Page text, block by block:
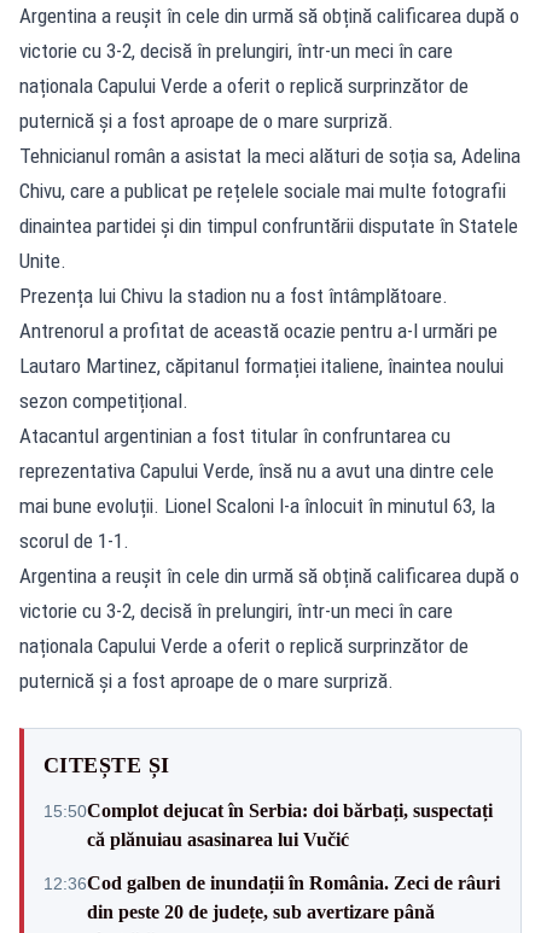
Argentina a reușit în cele din urmă să obțină calificarea după o
victorie cu 3-2, decisă în prelungiri, într-un meci în care
naționala Capului Verde a oferit o replică surprinzător de
puternică și a fost aproape de o mare surpriză.
Tehnicianul român a asistat la meci alături de soția sa, Adelina
Chivu, care a publicat pe rețelele sociale mai multe fotografii
dinaintea partidei și din timpul confruntării disputate în Statele
Unite.
Prezența lui Chivu la stadion nu a fost întâmplătoare.
Antrenorul a profitat de această ocazie pentru a-l urmări pe
Lautaro Martinez, căpitanul formației italiene, înaintea noului
sezon competițional.
Atacantul argentinian a fost titular în confruntarea cu
reprezentativa Capului Verde, însă nu a avut una dintre cele
mai bune evoluții. Lionel Scaloni l-a înlocuit în minutul 63, la
scorul de 1-1.
Argentina a reușit în cele din urmă să obțină calificarea după o
victorie cu 3-2, decisă în prelungiri, într-un meci în care
naționala Capului Verde a oferit o replică surprinzător de
puternică și a fost aproape de o mare surpriză.
CITEȘTE ȘI
15:50Complot dejucat în Serbia: doi bărbați, suspectați
că plănuiau asasinarea lui Vučić
12:36Cod galben de inundații în România. Zeci de râuri
din peste 20 de județe, sub avertizare până